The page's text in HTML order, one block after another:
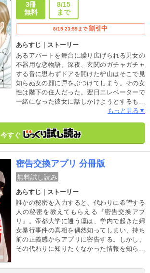
3冊
無料
8/15
まで
8/15 23:59まで 割引中
あらすじ｜ストーリー
あるアパートを舞台に繰り広げられる男女の
不器用な恋物語。深夜、玄関のガチャガチャ
する音に思わずドアを開けた枦山はそこで見
知らぬ女の顔に戸をぶつけてしまう。その女
性は階下の住人だった。翌日エレベーターで
一緒になった彼女に話しかけようとするも彼
女は泣いていて…。恋愛に対してシニカルな
女子の塔子の出会いは最悪、でも2人には意外
な共通点が。※第１話(分冊版１）
もっと見る▼
今すぐ
密告交換アプリ 分冊版
無料試し読み
あらすじ｜ストーリー
誰かの秘密を入力すると、代わりに希望する
人の秘密を教えてもらえる『密告交換アプ
リ』。帝都大学に通う凜は、学内で起きた婦
女暴行事件の真相を偶然知ってしまい、持ち
前の正義感からアプリに密告する。しかし、
その代わりに知りたくなかった情報を知らさ
ちのドロドロを描くSNSホラー、開幕。